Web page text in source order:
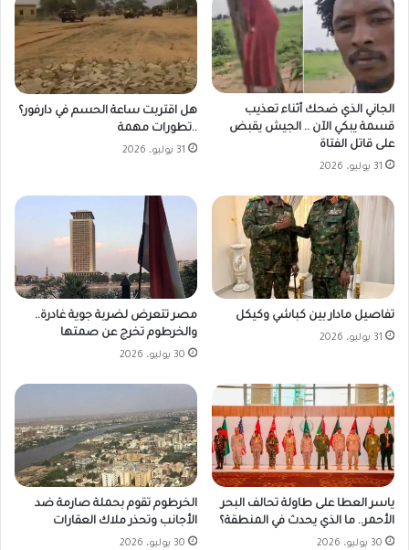
الجاني الذي ضحك أثناء تعذيب
قسمة يبكي الآن .. الجيش يقبض
على قاتل الفتاة
31 يوليو، 2026
هل اقتربت ساعة الحسم في دارفور؟
..تطورات مهمة
31 يوليو، 2026
تفاصيل مادار بين كباشي وكيكل
31 يوليو، 2026
مصر تتعرض لضربة جوية غادرة..
والخرطوم تخرج عن صمتها
30 يوليو، 2026
ياسر العطا على طاولة تحالف البحر
الأحمر.. ما الذي يحدث في المنطقة؟
30 يوليو، 2026
الخرطوم تقوم بحملة صارمة ضد
الأجانب وتحذر ملاك العقارات
30 يوليو، 2026